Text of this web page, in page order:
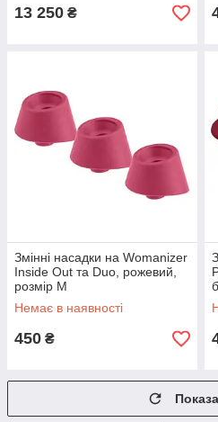
13 250 ₴
Змінні насадки на Womanizer
Inside Out та Duo, рожевий,
розмір М
Немає в наявності
450 ₴